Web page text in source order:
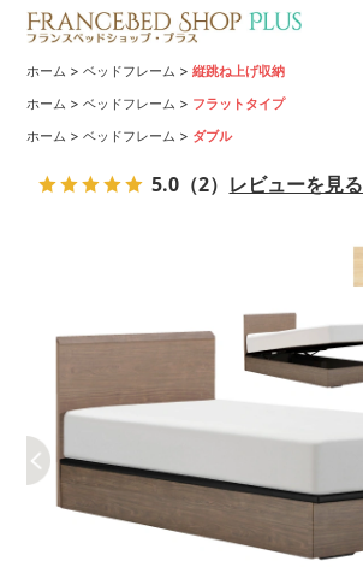
ホーム >ベッドフレーム >縦跳ね上げ収納
ホーム >ベッドフレーム > フラットタイプ
ホーム >ベッドフレーム > ダブル
5.0 （2） レビューを見る